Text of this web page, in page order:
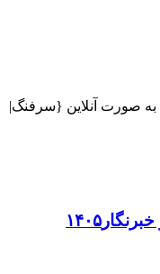
{سه|3|2|4} ساعت به صورت آنلاین {سرفنگ|